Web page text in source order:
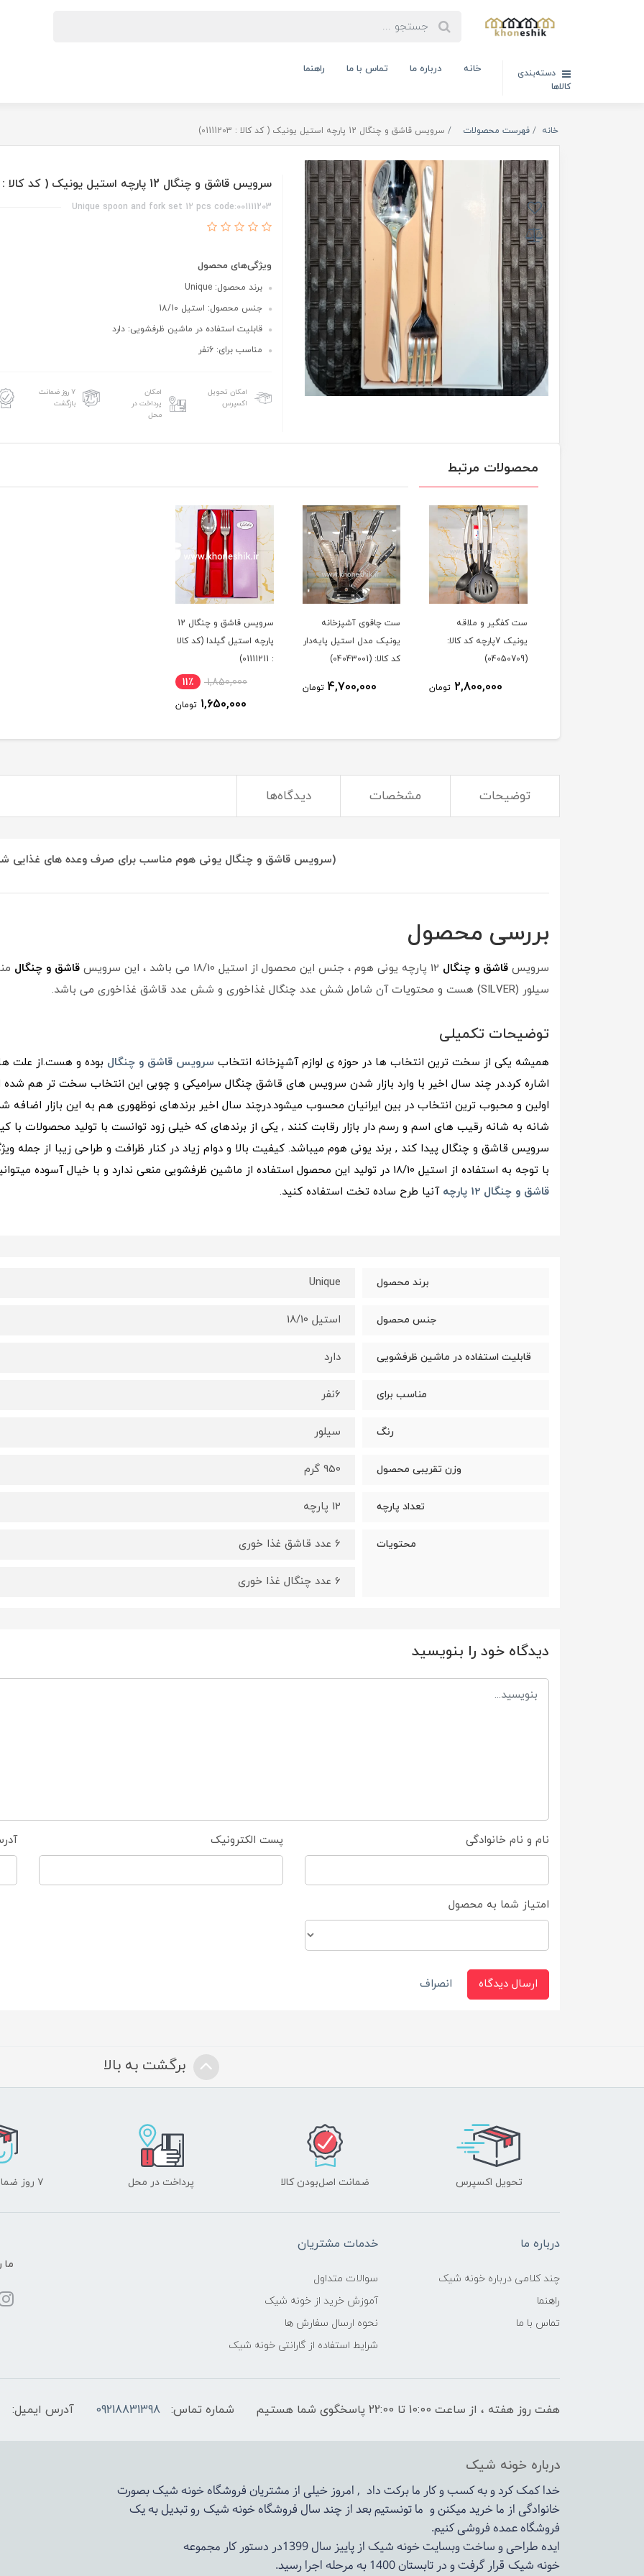
دسته‌بندی
کالاها
خانه درباره ما تماس با ما راهنما
خانه فهرست محصولات سرویس قاشق و چنگال 12 پارچه استیل یونیک ( کد کالا : 01111203)
سرویس قاشق و چنگال 12 پارچه استیل یونیک ( کد کالا : 01111203)
Unique spoon and fork set 12 pcs code:001111203
ویژگی‌های محصول
برند محصول: Unique
جنس محصول: استیل 18/10
قابلیت استفاده در ماشین ظرفشویی: دارد
مناسب برای: 6نفر
امکان تحویل
اکسپرس
امکان
پرداخت در
محل
۷ روز ضمانت
بازگشت
محصولات مرتبط
ست کفگیر و ملاقه
یونیک 7پارچه کد کالا:
(04050709)
2,800,000 تومان
ست چاقوی آشپزخانه
یونیک مدل استیل پایه‌دار
کد کالا: (04043001)
4,700,000 تومان
سرویس قاشق و چنگال 12
پارچه استیل گیلدا (کد کالا
: 01111211)
1,850,000 11٪
1,650,000 تومان
توضیحات مشخصات دیدگاه‌ها
(سرویس قاشق و چنگال یونی هوم مناسب برای صرف وعده های غذایی
بررسی محصول
سرویس قاشق و چنگال قاشق و چنگال
سیلور (SILVER) هست و محتویات آن شامل شش عدد چنگال غذاخوری و شش عدد قاشق غذاخوری می باشد.
توضیحات تکمیلی
همیشه یکی از سخت ترین انتخاب ها در حوزه ی لوازم آشپزخانه انتخاب سرویس قاشق و چنگال بوده و هست.از علت
اشاره کرد.در چند سال اخیر با وارد بازار شدن سرویس های قاشق چنگال سرامیکی و چوبی این انتخاب سخت تر هم
اولین و محبوب ترین انتخاب در بین ایرانیان محسوب میشود.درچند سال اخیر برندهای نوظهوری هم به این بازار اضافه
شانه به شانه رقیب های اسم و رسم دار بازار رقابت کنند , یکی از برندهای که خیلی زود توانست با تولید محصولات
سرویس قاشق و چنگال پیدا کند , برند یونی هوم میباشد. کیفیت بالا و دوام زیاد در کنار ظرافت و طراحی زیبا از
با توجه به استفاده از استیل 18/10 در تولید این محصول استفاده از ماشین ظرفشویی منعی ندارد و با خیال آسوده میتوانید از ماشین ظرفشویی برای شستشوی سرویس
قاشق و چنگال 12 پارچه
آنیا طرح ساده تخت استفاده کنید.
برند محصول Unique
جنس محصول استیل 18/10
قابلیت استفاده در ماشین ظرفشویی دارد
مناسب برای 6نفر
رنگ سیلور
وزن تقریبی محصول 950 گرم
تعداد پارچه 12 پارچه
محتویات 6 عدد قاشق غذا خوری
6 عدد چنگال غذا خوری
دیدگاه خود را بنویسید
نام و نام خانوادگی پست الکترونیک
امتیاز شما به محصول
ارسال دیدگاه انصراف
برگشت به بالا
تحویل اکسپرس ضمانت اصل‌بودن کالا پرداخت در محل ۷ روز ضمانت بازگشت
درباره ما
چند کلامی درباره خونه شیک
راهنما
تماس با ما
خدمات مشتریان
سوالات متداول
آموزش خرید از خونه شیک
نحوه ارسال سفارش ها
شرایط استفاده از گارانتی خونه شیک
ما
هفت روز هفته ، از ساعت 10:00 تا 22:00 پاسخگوی شما هستیم شماره تماس: 09218831398 آدرس ایمیل:
درباره خونه شیک
خدا کمک کرد و به کسب و کار ما برکت داد , امروز خیلی از مشتریان فروشگاه خونه شیک بصورت
خانوادگی از ما خرید میکنن و ما تونستیم بعد از چند سال فروشگاهخونه شیکرو تبدیل به یک
فروشگاه عمده فروشی کنیم.
ایده طراحی و ساخت وبسایت خونه شیک از پاییز سال 1399در دستور کار مجموعه
خونه شیک قرار گرفت و در تابستان 1400 به مرحله اجرا رسید.